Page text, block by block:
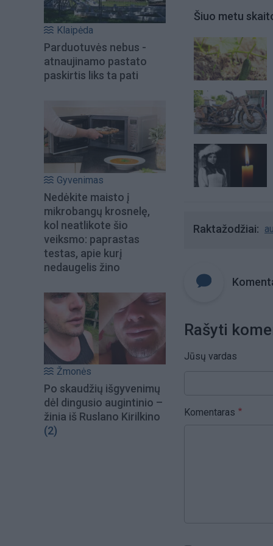
Klaipėda
Parduotuvės nebus -
atnaujinamo pastato
paskirtis liks ta pati
Gyvenimas
Nedėkite maisto į
mikrobangų krosnelę,
kol neatlikote šio
veiksmo: paprastas
testas, apie kurį
nedaugelis žino
Žmonės
Po skaudžių išgyvenimų
dėl dingusio augintinio –
žinia iš Ruslano Kirilkino
(2)
Šiuo metu
Raktažodžiai
Rašyti
Jūsų vardas
Komentaras